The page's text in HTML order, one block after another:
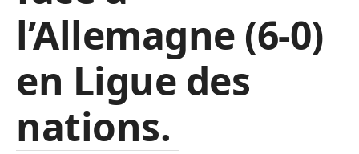
l’Allemagne (6-0)
en Ligue des
nations.